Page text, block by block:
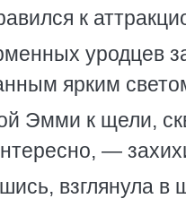
к
уродцев
ярким
Эмми к щели,
—
взглянула в